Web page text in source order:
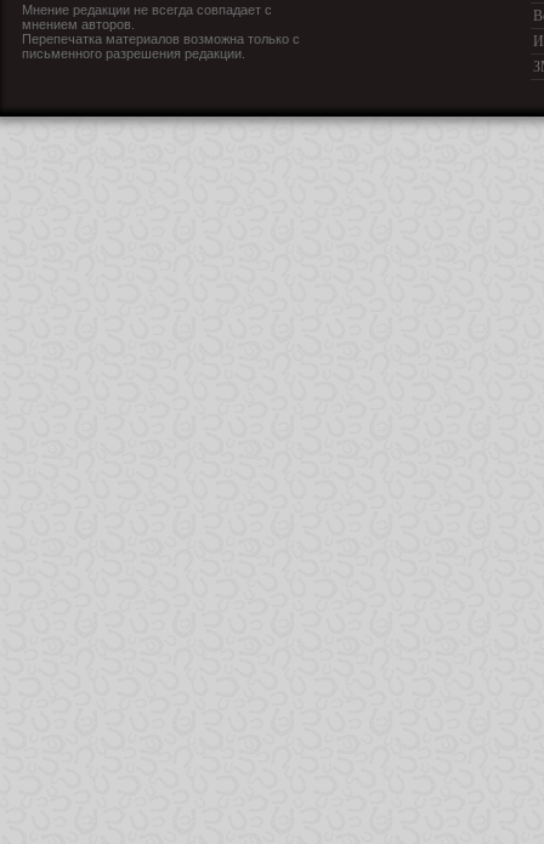
Мнение редакции не всегда совпадает с
мнением авторов.
Перепечатка материалов возможна только с
письменного разрешения редакции.